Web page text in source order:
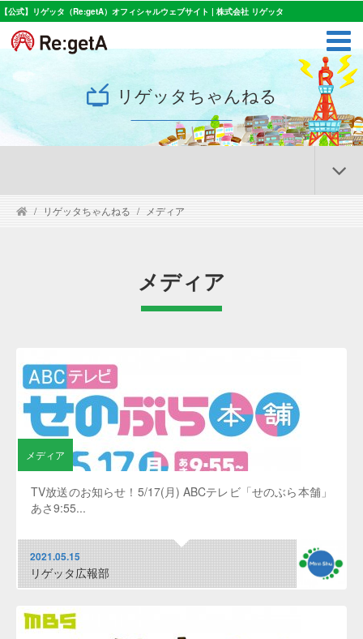
【公式】リゲッタ（Re:getA）オフィシャルウェブサイト | 株式会社 リゲッタ
リゲッタちゃんねる
リゲッタちゃんねる メディア
メディア
メディア
TV放送のお知らせ！5/17(月) ABCテレビ「せのぶら本舗」
あさ9:55...
2021.05.15
リゲッタ広報部